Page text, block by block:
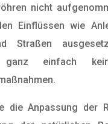
nicht
Einflüssen wie
Straßen
ganz einfach
die Anpassung der